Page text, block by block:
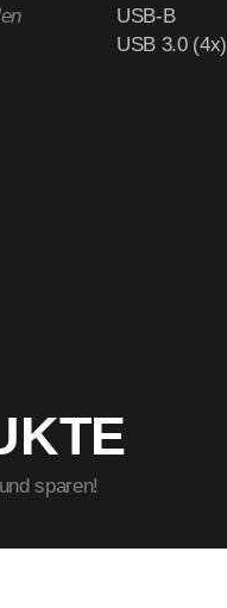
USB-B
USB 3.0 (4x)
sparen!